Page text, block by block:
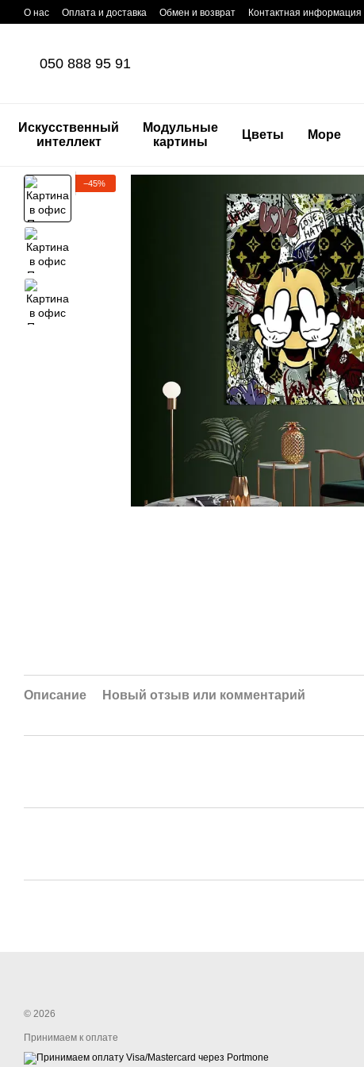
Перейти к основному контенту
О нас Оплата и доставка Обмен и возврат Контактная информация
050 888 95 91
Искусственный
интеллект
Модульные
картины
Цветы Море
−45%
Описание Новый отзыв или комментарий
© 2026
Принимаем к оплате